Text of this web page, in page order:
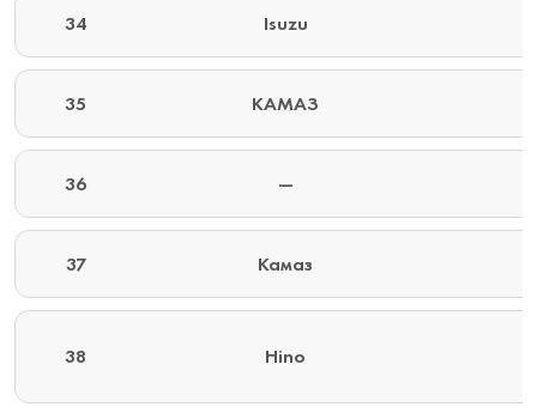
34 Isuzu
35 КАМАЗ
36 —
37 Камаз
38 Hino